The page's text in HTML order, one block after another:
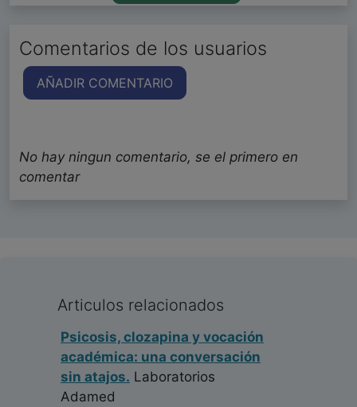
Comentarios de los usuarios
AÑADIR COMENTARIO
No hay ningun comentario, se el primero en
comentar
Articulos relacionados
Psicosis, clozapina y vocación
académica: una conversación
sin atajos. Laboratorios
Adamed